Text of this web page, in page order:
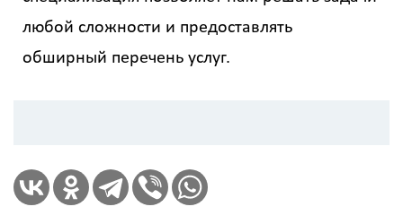
любой сложности и предоставлять
обширный перечень услуг.